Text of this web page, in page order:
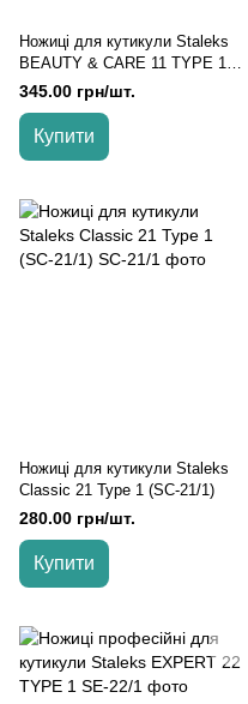
Ножиці для кутикули Staleks
BEAUTY & CARE 11 TYPE 1
(20 мм) (SBC-11/1)
345.00 грн/шт.
Купити
Ножиці для кутикули Staleks
Classic 21 Type 1 (SC-21/1)
280.00 грн/шт.
Купити